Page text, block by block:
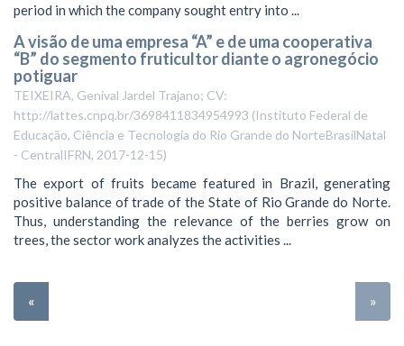
period in which the company sought entry into ...
A visão de uma empresa “A” e de uma cooperativa
“B” do segmento fruticultor diante o agronegócio
potiguar
TEIXEIRA, Genival Jardel Trajano; CV:
http://lattes.cnpq.br/3698411834954993 (Instituto Federal de
Educação, Ciência e Tecnologia do Rio Grande do NorteBrasilNatal
- CentralIFRN, 2017-12-15)
The export of fruits became featured in Brazil, generating
positive balance of trade of the State of Rio Grande do Norte.
Thus, understanding the relevance of the berries grow on
trees, the sector work analyzes the activities ...
« »